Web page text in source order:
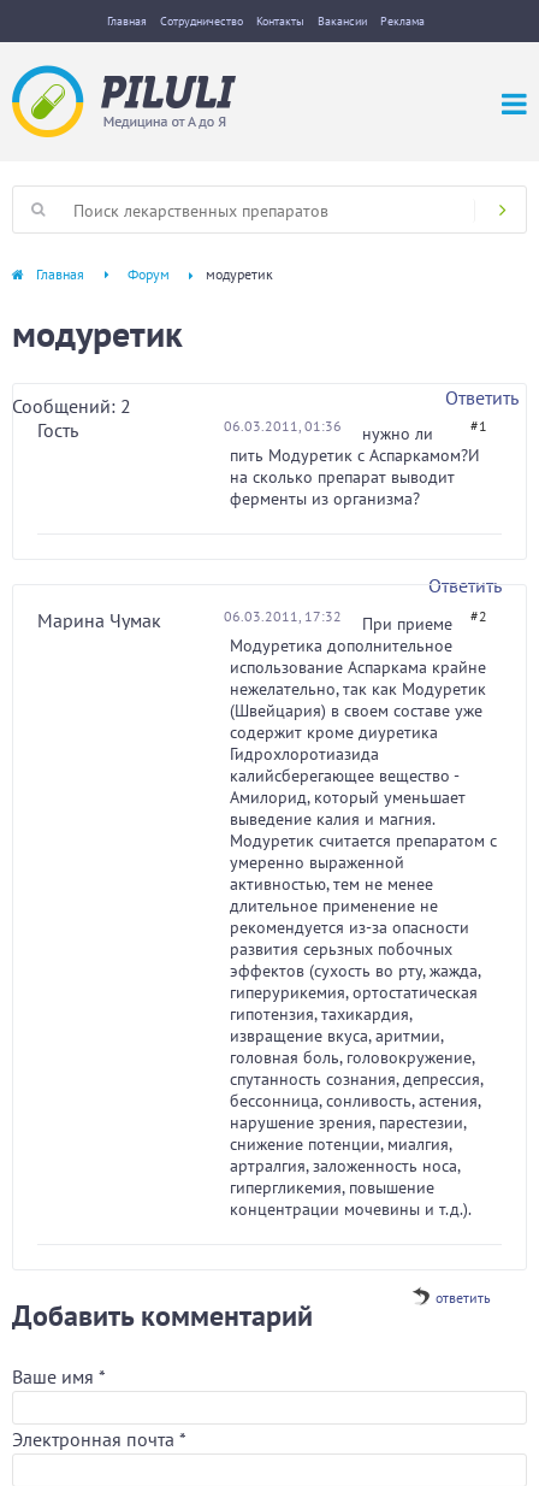
Главная Сотрудничество Контакты Вакансии Реклама
Главная Форум модуретик
модуретик
Сообщений: 2
Ответить
Гость
06.03.2011, 01:36 #1
нужно ли
пить Модуретик с Аспаркамом?И
на сколько препарат выводит
ферменты из организма?
Ответить
Марина Чумак
06.03.2011, 17:32 #2
При приеме
Модуретика дополнительное
использование Аспаркама крайне
нежелательно, так как Модуретик
(Швейцария) в своем составе уже
содержит кроме диуретика
Гидрохлоротиазида
калийсберегающее вещество -
Амилорид, который уменьшает
выведение калия и магния.
Модуретик считается препаратом с
умеренно выраженной
активностью, тем не менее
длительное применение не
рекомендуется из-за опасности
развития серьзных побочных
эффектов (сухость во рту, жажда,
гиперурикемия, ортостатическая
гипотензия, тахикардия,
извращение вкуса, аритмии,
головная боль, головокружение,
спутанность сознания, депрессия,
бессонница, сонливость, астения,
нарушение зрения, парестезии,
снижение потенции, миалгия,
артралгия, заложенность носа,
гипергликемия, повышение
концентрации мочевины и т.д.).
ответить
Добавить комментарий
Ваше имя *
Электронная почта *